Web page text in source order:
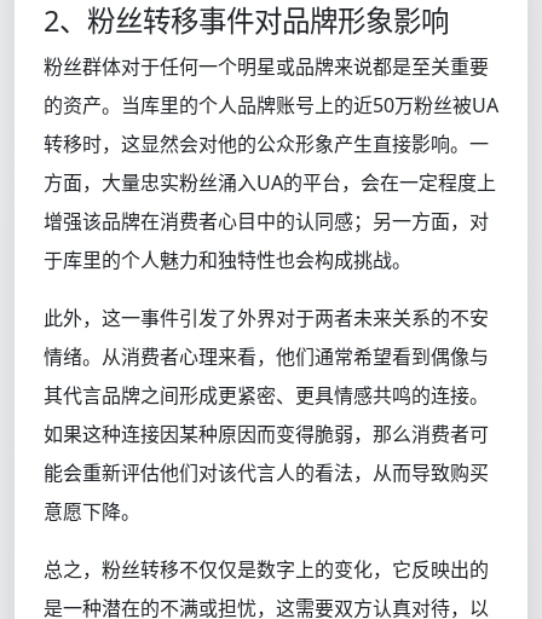
2、粉丝转移事件对品牌形象影响
粉丝群体对于任何一个明星或品牌来说都是至关重要
的资产。当库里的个人品牌账号上的近50万粉丝被UA
转移时，这显然会对他的公众形象产生直接影响。一
方面，大量忠实粉丝涌入UA的平台，会在一定程度上
增强该品牌在消费者心目中的认同感；另一方面，对
于库里的个人魅力和独特性也会构成挑战。
此外，这一事件引发了外界对于两者未来关系的不安
情绪。从消费者心理来看，他们通常希望看到偶像与
其代言品牌之间形成更紧密、更具情感共鸣的连接。
如果这种连接因某种原因而变得脆弱，那么消费者可
能会重新评估他们对该代言人的看法，从而导致购买
意愿下降。
总之，粉丝转移不仅仅是数字上的变化，它反映出的
是一种潜在的不满或担忧，这需要双方认真对待，以